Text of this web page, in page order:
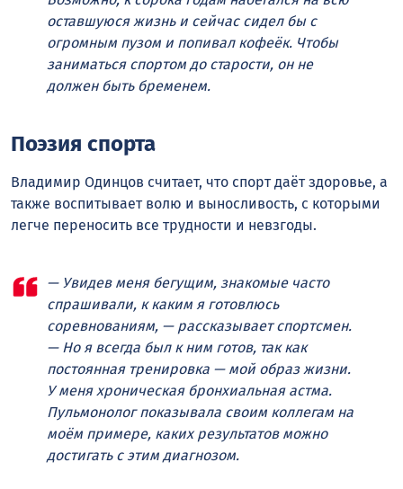
оставшуюся жизнь и сейчас сидел бы с
огромным пузом и попивал кофеёк. Чтобы
заниматься спортом до старости, он не
должен быть бременем.
Поэзия спорта
Владимир Одинцов считает, что спорт даёт здоровье, а
также воспитывает волю и выносливость, с которыми
легче переносить все трудности и невзгоды.
— Увидев меня бегущим, знакомые часто
спрашивали, к каким я готовлюсь
соревнованиям, — рассказывает спортсмен.
— Но я всегда был к ним готов, так как
постоянная тренировка — мой образ жизни.
У меня хроническая бронхиальная астма.
Пульмонолог показывала своим коллегам на
моём примере, каких результатов можно
достигать с этим диагнозом.